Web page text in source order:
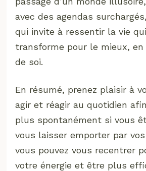
avec des agendas
qui invite à ressentir la vie
transforme pour le mieux,
de soi.
En résumé, prenez plaisir à
agir et réagir au quotidien
plus spontanément si vous
vous laisser emporter par
vous pouvez vous recentrer
votre énergie et être plus